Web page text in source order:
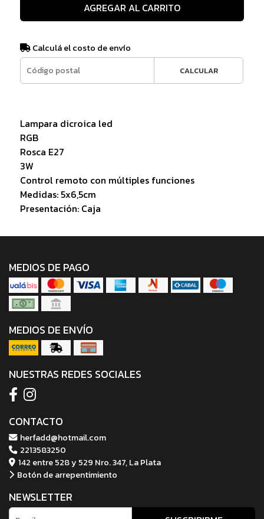
AGREGAR AL CARRITO
Calculá el costo de envío
CALCULAR
Lampara dicroica led
RGB
Rosca E27
3W
Control remoto con múltiples funciones
Medidas: 5x6,5cm
Presentación: Caja
MEDIOS DE PAGO
MEDIOS DE ENVÍO
NUESTRAS REDES SOCIALES
CONTACTO
herfadd@hotmail.com
2213583250
142 entre 528 y 529 Nro. 347, La Plata
Botón de arrepentimiento
NEWSLETTER